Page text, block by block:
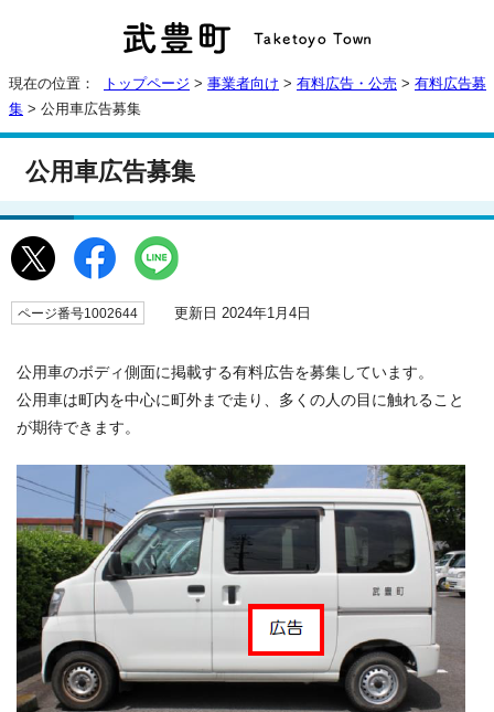
現在の位置： トップページ > 事業者向け > 有料広告・公売 > 有料広告募
集 > 公用車広告募集
公用車広告募集
ページ番号1002644 更新日 2024年1月4日
公用車のボディ側面に掲載する有料広告を募集しています。
公用車は町内を中心に町外まで走り、多くの人の目に触れること
が期待できます。